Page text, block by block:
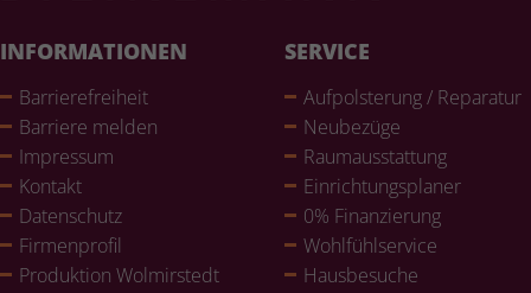
INFORMATIONEN
Bar­rie­re­frei­heit
Barriere melden
Impressum
Kontakt
Daten­schutz
Fir­men­pro­fil
Pro­duk­tion Wol­mir­stedt
SERVICE
Auf­pols­te­rung / Reparatur
Neubezüge
Raum­aus­stat­tung
Ein­rich­tungs­pla­ner
0% Finan­zie­rung
Wohl­fühlser­vice
Haus­be­su­che